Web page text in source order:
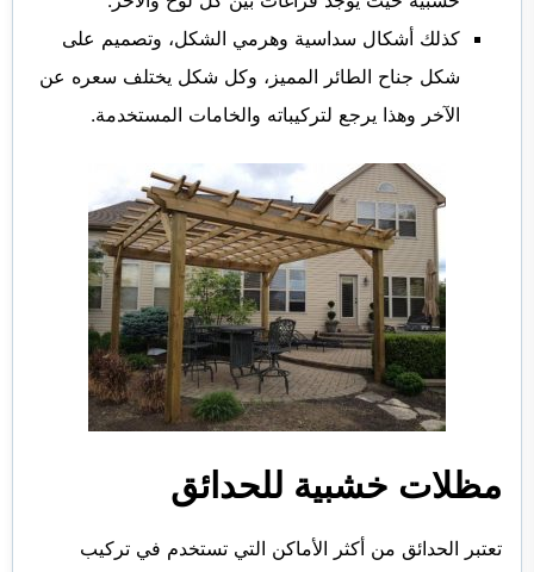
كذلك أشكال سداسية وهرمي الشكل، وتصميم على
شكل جناح الطائر المميز، وكل شكل يختلف سعره عن
الآخر وهذا يرجع لتركيباته والخامات المستخدمة.
مظلات خشبية للحدائق
تعتبر الحدائق من أكثر الأماكن التي تستخدم في تركيب